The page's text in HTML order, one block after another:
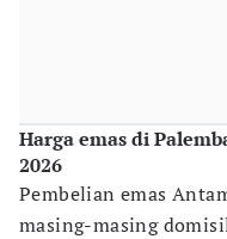
Harga emas di
2026
Pembelian emas
masing-masing